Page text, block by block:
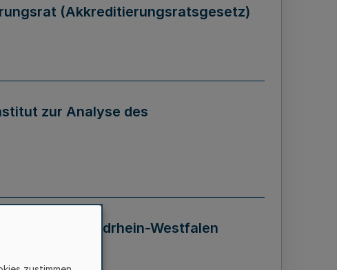
(Akkreditierungsratsgesetz)
zur Analyse des
Landes Nordrhein-Westfalen